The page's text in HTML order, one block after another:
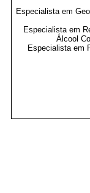
Especialista em
Especialista em
Álcool
Especialista em